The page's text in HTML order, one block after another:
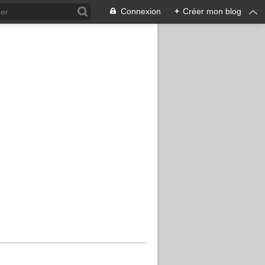
Connexion + Créer mon blog